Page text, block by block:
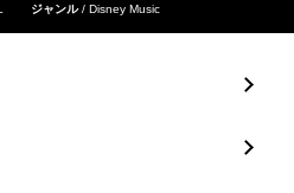
ジャンル Disney Music